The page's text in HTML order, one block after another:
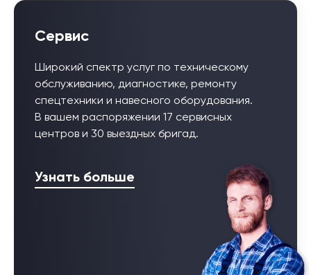
Сервис
Широкий спектр услуг по техническому
обслуживанию, диагностике, ремонту
спецтехники и навесного оборудования.
В вашем распоряжении 17 сервисных
центров и 30 выездных бригад.
Узнать больше